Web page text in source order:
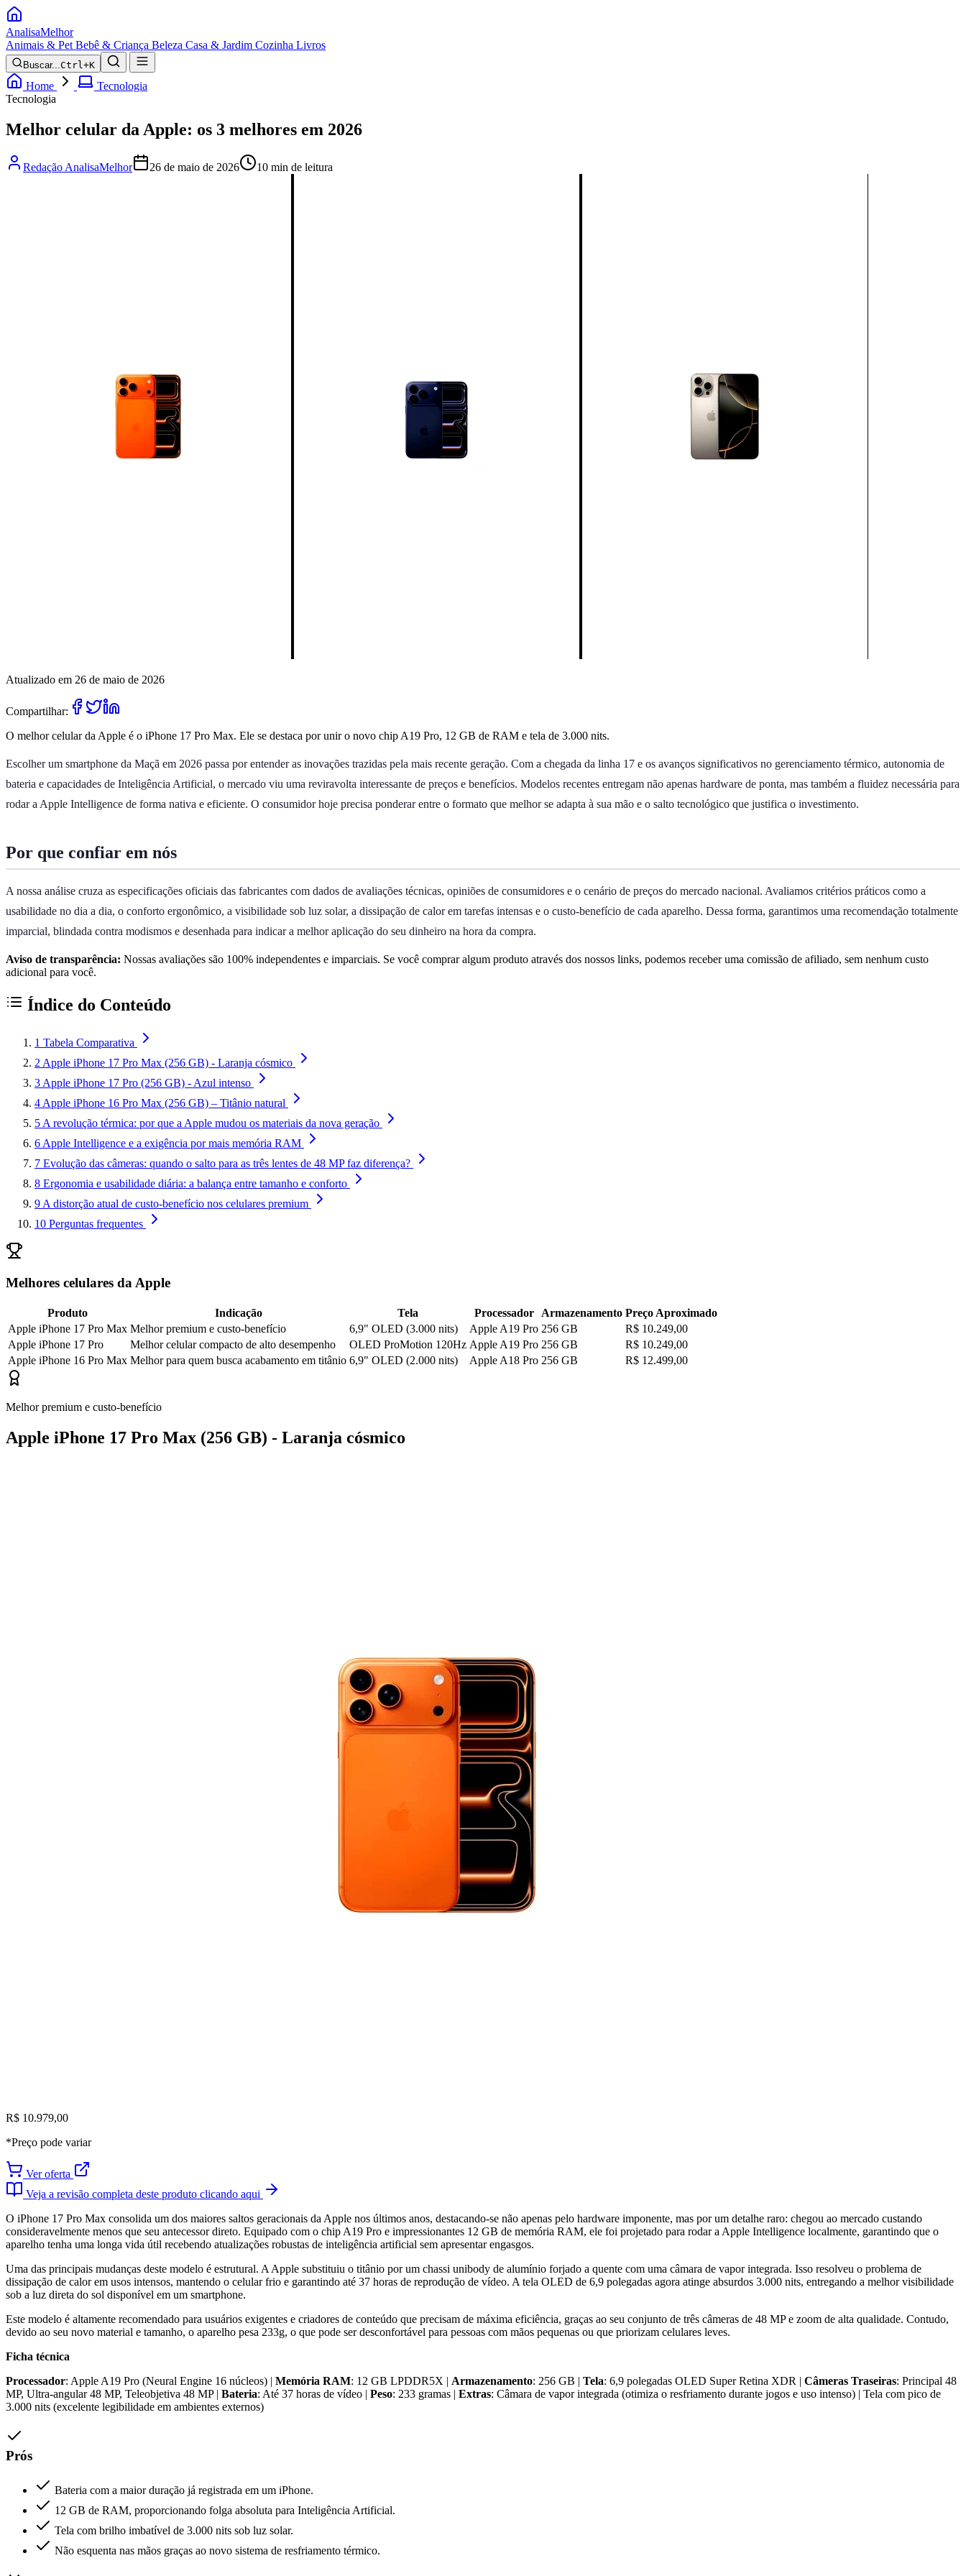
AnalisaMelhor
Animais & Pet Bebê & Criança Beleza Casa & Jardim Cozinha Livros
Buscar...Ctrl+K
Home
Tecnologia
Tecnologia
Melhor celular da Apple: os 3 melhores em 2026
Redação AnalisaMelhor 26 de maio de 2026 10 min de leitura
Atualizado em 26 de maio de 2026
Compartilhar:
O melhor celular da Apple é o iPhone 17 Pro Max. Ele se destaca por unir o novo chip A19 Pro, 12 GB de RAM e tela de 3.000 nits.
Escolher um smartphone da Maçã em 2026 passa por entender as inovações trazidas pela mais recente geração. Com a chegada da linha 17 e os avanços significativos no gerenciamento térmico, autonomia de
bateria e capacidades de Inteligência Artificial, o mercado viu uma reviravolta interessante de preços e benefícios. Modelos recentes entregam não apenas hardware de ponta, mas também a fluidez necessária para
rodar a Apple Intelligence de forma nativa e eficiente. O consumidor hoje precisa ponderar entre o formato que melhor se adapta à sua mão e o salto tecnológico que justifica o investimento.
Por que confiar em nós
A nossa análise cruza as especificações oficiais das fabricantes com dados de avaliações técnicas, opiniões de consumidores e o cenário de preços do mercado nacional. Avaliamos critérios práticos como a
usabilidade no dia a dia, o conforto ergonômico, a visibilidade sob luz solar, a dissipação de calor em tarefas intensas e o custo-benefício de cada aparelho. Dessa forma, garantimos uma recomendação totalmente
imparcial, blindada contra modismos e desenhada para indicar a melhor aplicação do seu dinheiro na hora da compra.
Aviso de transparência: Nossas avaliações são 100% independentes e imparciais. Se você comprar algum produto através dos nossos links, podemos receber uma comissão de afiliado, sem nenhum custo
adicional para você.
Índice do Conteúdo
1 Tabela Comparativa
2 Apple iPhone 17 Pro Max (256 GB) - Laranja cósmico
3 Apple iPhone 17 Pro (256 GB) - Azul intenso
4 Apple iPhone 16 Pro Max (256 GB) – Titânio natural
5 A revolução térmica: por que a Apple mudou os materiais da nova geração
6 Apple Intelligence e a exigência por mais memória RAM
7 Evolução das câmeras: quando o salto para as três lentes de 48 MP faz diferença?
8 Ergonomia e usabilidade diária: a balança entre tamanho e conforto
9 A distorção atual de custo-benefício nos celulares premium
10 Perguntas frequentes
Melhores celulares da Apple
Produto Indicação Tela Processador Armazenamento Preço Aproximado
Apple iPhone 17 Pro Max Melhor premium e custo-benefício 6,9" OLED (3.000 nits) Apple A19 Pro 256 GB
R$ 10.249,00
Apple iPhone 17 Pro
Melhor celular compacto de alto desempenho OLED ProMotion 120Hz Apple A19 Pro 256 GB
R$ 10.249,00
Apple iPhone 16 Pro Max Melhor para quem busca acabamento em titânio 6,9" OLED (2.000 nits) Apple A18 Pro 256 GB R$ 12.499,00
Melhor premium e custo-benefício
Apple iPhone 17 Pro Max (256 GB) - Laranja cósmico
R$ 10.979,00
*Preço pode variar
Ver oferta
Veja a revisão completa deste produto clicando aqui
O iPhone 17 Pro Max consolida um dos maiores saltos geracionais da Apple nos últimos anos, destacando-se não apenas pelo hardware imponente, mas por um detalhe raro: chegou ao mercado custando
consideravelmente menos que seu antecessor direto. Equipado com o chip A19 Pro e impressionantes 12 GB de memória RAM, ele foi projetado para rodar a Apple Intelligence localmente, garantindo que o
aparelho tenha uma longa vida útil recebendo atualizações robustas de inteligência artificial sem apresentar engasgos.
Uma das principais mudanças deste modelo é estrutural. A Apple substituiu o titânio por um chassi unibody de alumínio forjado a quente com uma câmara de vapor integrada. Isso resolveu o problema de
dissipação de calor em usos intensos, mantendo o celular frio e garantindo até 37 horas de reprodução de vídeo. A tela OLED de 6,9 polegadas agora atinge absurdos 3.000 nits, entregando a melhor visibilidade
sob a luz direta do sol disponível em um smartphone.
Este modelo é altamente recomendado para usuários exigentes e criadores de conteúdo que precisam de máxima eficiência, graças ao seu conjunto de três câmeras de 48 MP e zoom de alta qualidade. Contudo,
devido ao seu novo material e tamanho, o aparelho pesa 233g, o que pode ser desconfortável para pessoas com mãos pequenas ou que priorizam celulares leves.
Ficha técnica
Processador: Apple A19 Pro (Neural Engine 16 núcleos) | Memória RAM: 12 GB LPDDR5X | Armazenamento: 256 GB | Tela: 6,9 polegadas OLED Super Retina XDR | Câmeras Traseiras: Principal 48
MP, Ultra-angular 48 MP, Teleobjetiva 48 MP | Bateria: Até 37 horas de vídeo | Peso: 233 gramas | Extras: Câmara de vapor integrada (otimiza o resfriamento durante jogos e uso intenso) | Tela com pico de
3.000 nits (excelente legibilidade em ambientes externos)
Prós
Bateria com a maior duração já registrada em um iPhone.
12 GB de RAM, proporcionando folga absoluta para Inteligência Artificial.
Tela com brilho imbatível de 3.000 nits sob luz solar.
Não esquenta nas mãos graças ao novo sistema de resfriamento térmico.